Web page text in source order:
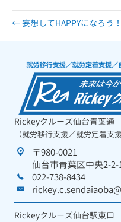
← 妄想してHAPPYになろう！
Rickeyクルーズ仙台青葉通
（就労移行支援／就労定着支援
〒980-0021
仙台市青葉区中央2-
022-738-8434
Rickeyクルーズ仙台駅東口